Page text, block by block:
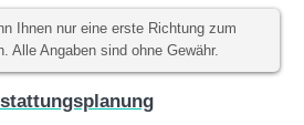
Ihnen nur eine erste Richtung zum
Alle Angaben sind ohne Gewähr.